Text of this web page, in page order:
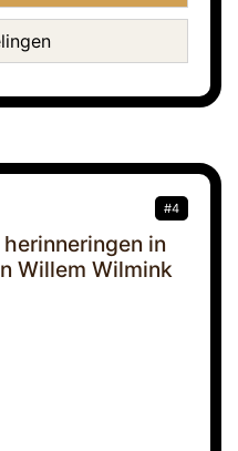
#4
in
Willem Wilmink